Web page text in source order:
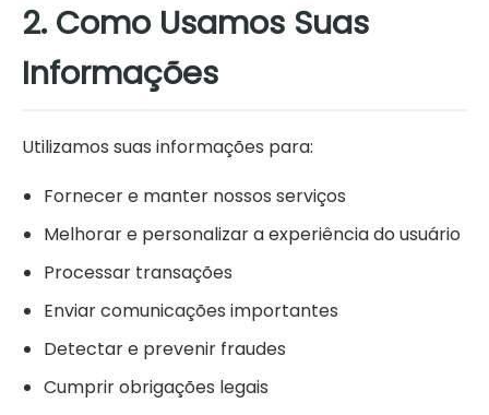
2. Como Usamos Suas
Informações
Utilizamos suas informações para:
Fornecer e manter nossos serviços
Melhorar e personalizar a experiência do usuário
Processar transações
Enviar comunicações importantes
Detectar e prevenir fraudes
Cumprir obrigações legais